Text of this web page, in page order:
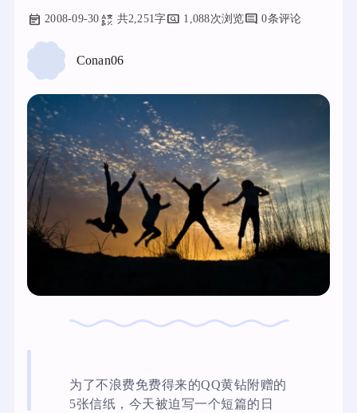
2008-09-30 共2,251字 1,088次浏览 0条评论
Conan06
为了不浪费免费得来的QQ黄钻附赠的
5张信纸，今天被迫写一个短篇的日